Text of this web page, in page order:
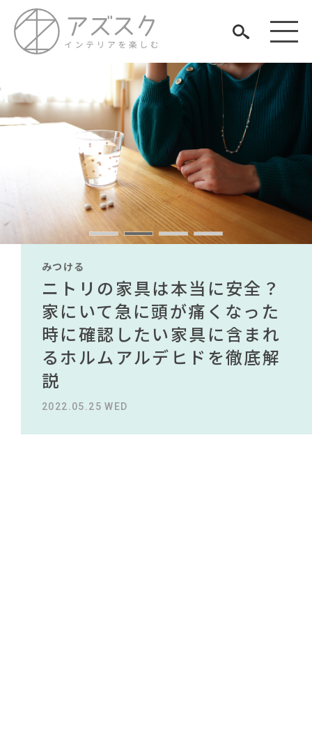
TAG LIST
#ソファ #カリモク家具 #岸井ゆきの#大川家具
#ファニタメ#ヤマソロ#良品計画#IDÉE
#2022 春ドラマ
#展示会 #インテリアコーディネート
#DINOS CORPORATION
#インテリアの法則#関家具#材木屋のおやじとせがれ
#ACTUS#無印良品 #テーブル#石田ゆり子
#田中みな実#インダストリアルスタイル
#タンスのゲン#河淳#木図鑑#一枚板
#アダル#ニトリ
#おすすめ
#家具
#大塚家具#チェア
見つける
知る
楽しむ
ARCHIVE
NEWS
ABOUT
みつける
無印で有名デザイナーのアイ
テムが手に入る？無印良品で
買える有名デザイナーがデザ
インしたインテリアを一挙紹
介
2022.10.24 MON
みつける
IKEA家具は引っ越し業者を悩
ませる？引っ越し業者に敬遠
されている理由を徹底解
説！！
2023.09.27 WED
みつける
ニトリの家具は本当に安全？
家にいて急に頭が痛くなった
時に確認したい家具に含まれ
るホルムアルデヒドを徹底解
説
2022.05.25 WED
みつける
【部屋をおしゃれにしたい人
必見】今話題のインテリアス
タイルから定番スタイルまで
紹介！おすすめインテリアス
タイル18選
2023.09.23 SAT
みつける
無印で有名デザイナーのアイ
テムが手に入る？無印良品で
買える有名デザイナーがデザ
インしたインテリアを一挙紹
介
2022.10.24 MON
みつける
IKEA家具は引っ越し業者を悩
ませる？引っ越し業者に敬遠
されている理由を徹底解
説！！
2023.09.27 WED